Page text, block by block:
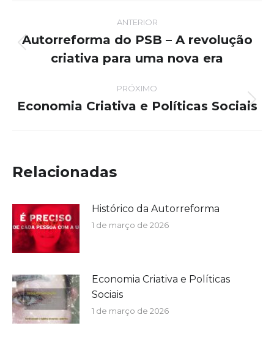
Navegação
de
post:
ANTERIOR
anterior:
Autorreforma do PSB – A revolução
criativa para uma nova era
PRÓXIMO
Próximo
Economia Criativa e Políticas Sociais
Relacionadas
Histórico da Autorreforma
1 de março de 2026
Economia Criativa e Políticas
Sociais
1 de março de 2026